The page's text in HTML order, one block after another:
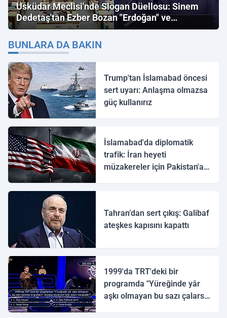
Üsküdar Meclisi'nde Slogan Düellosu: Sinem
Dedetaş'tan Ezber Bozan "Erdoğan" ve
"İmamoğlu" Çıkışı!
BUNLARA DA BAKIN
Trump'tan İslamabad öncesi
sert uyarı: Anlaşma olmazsa
güç kullanırız
İslamabad'da diplomatik
trafik: İran heyeti
müzakereler için Pakistan'a
Tahran’dan sert çıkış: Galibaf
ateşkes kapısını kapattı
1999'da TRT'deki bir
programda "Yüreğinde yâr
aşkı olmayan bu sazı çalarsa